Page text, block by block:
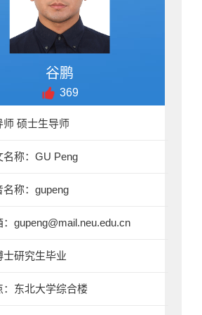
谷鹏
369
师 硕士生导师
名称：GU Peng
名称：gupeng
gupeng@mail.neu.edu.cn
士研究生毕业
：东北大学综合楼